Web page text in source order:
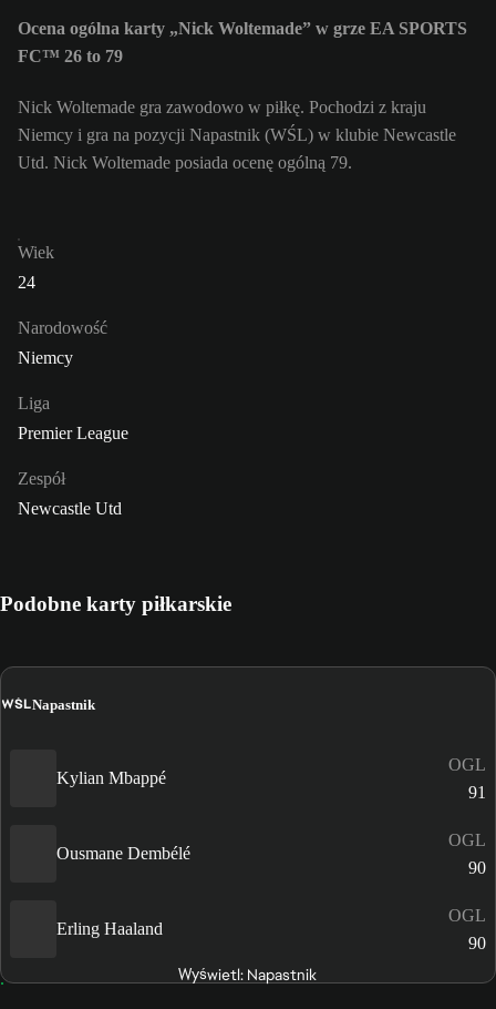
Ocena ogólna karty „Nick Woltemade” w grze EA SPORTS
FC™ 26 to 79
Nick Woltemade gra zawodowo w piłkę. Pochodzi z kraju
Niemcy i gra na pozycji Napastnik (WŚL) w klubie Newcastle
Utd. Nick Woltemade posiada ocenę ogólną 79.
Wiek
24
Narodowość
Niemcy
Liga
Premier League
Zespół
Newcastle Utd
Podobne karty piłkarskie
WŚLNapastnik
Kylian Mbappé
OGL
91
Ousmane Dembélé
OGL
90
Erling Haaland
OGL
90
Wyświetl: Napastnik